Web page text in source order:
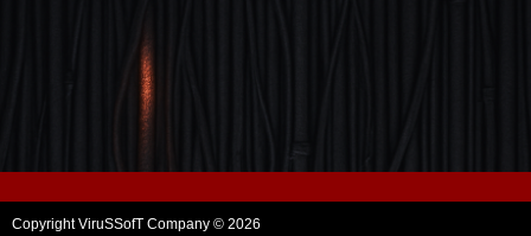
Copyright ViruSSofT Company © 2026